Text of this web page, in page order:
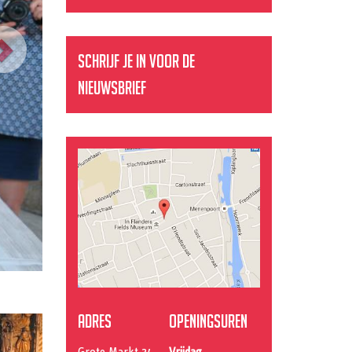
Schrijf je in voor de
nieuwsbrief
Adres Openingsuren